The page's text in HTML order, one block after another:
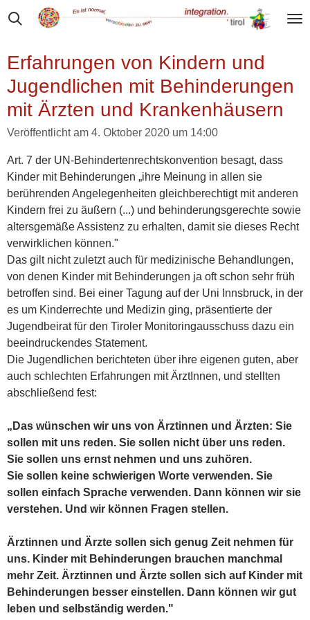
Zum
Hauptinhalt
Erfahrungen von Kindern und
Jugendlichen mit Behinderungen
mit Ärzten und Krankenhäusern
Veröffentlicht am 4. Oktober 2020 um 14:00
Art. 7 der UN-Behindertenrechtskonvention besagt, dass
Kinder mit Behinderungen „ihre Meinung in allen sie
berührenden Angelegenheiten gleichberechtigt mit anderen
Kindern frei zu äußern (...) und behinderungsgerechte sowie
altersgemäße Assistenz zu erhalten, damit sie dieses Recht
verwirklichen können."
Das gilt nicht zuletzt auch für medizinische Behandlungen,
von denen Kinder mit Behinderungen ja oft schon sehr früh
betroffen sind. Bei einer Tagung auf der Uni Innsbruck, in der
es um Kinderrechte und Medizin ging, präsentierte der
Jugendbeirat für den Tiroler Monitoringausschuss dazu ein
beeindruckendes Statement.
Die Jugendlichen berichteten über ihre eigenen guten, aber
auch schlechten Erfahrungen mit ÄrztInnen, und stellten
abschließend fest:
„Das wünschen wir uns von Ärztinnen und Ärzten: Sie
sollen mit uns reden. Sie sollen nicht über uns reden.
Sie sollen uns ernst nehmen und uns zuhören.
Sie sollen keine schwierigen Worte verwenden. Sie
sollen einfach Sprache verwenden. Dann können wir sie
verstehen. Und wir können Fragen stellen.
Ärztinnen und Ärzte sollen sich genug Zeit nehmen für
uns. Kinder mit Behinderungen brauchen manchmal
mehr Zeit. Ärztinnen und Ärzte sollen sich auf Kinder mit
Behinderungen besser einstellen. Dann können wir gut
leben und selbständig werden."